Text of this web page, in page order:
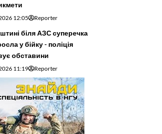
12:05 Reporter
біля АЗС суперечка
у бійку - поліція
обставини
11:19 Reporter